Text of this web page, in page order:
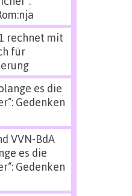
rechnet mit
für
es die
Gedenken
VVN-BdA
es die
Gedenken